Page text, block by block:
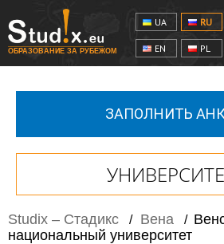
ОБРАЗОВАНИЕ ЗА РУБЕЖОМ
UA RU
EN PL
ЗАПОЛНИТЬ
Studix – Стадикс / Вена /
национальный университет